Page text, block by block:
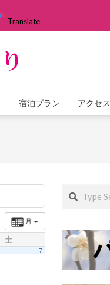
Translate
宿泊プラン アクセス
月
土
7
Search